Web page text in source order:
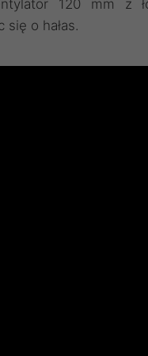
120 mm z
o hałas.